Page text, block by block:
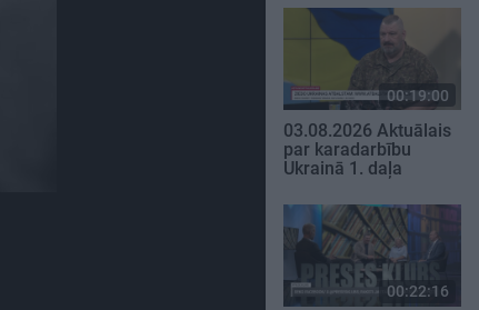
00:19:00
03.08.2026 Aktuālais
par karadarbību
Ukrainā 1. daļa
00:22:16